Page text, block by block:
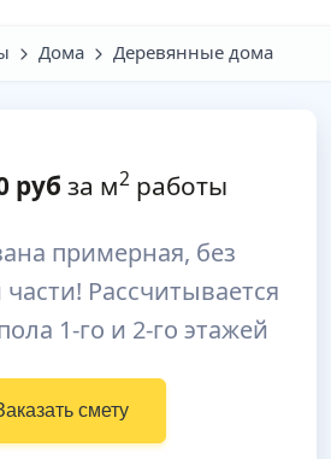
Дома Деревянные дома
руб за м2 работы
примерная, без
Рассчитывается
1-го и 2-го этажей
смету